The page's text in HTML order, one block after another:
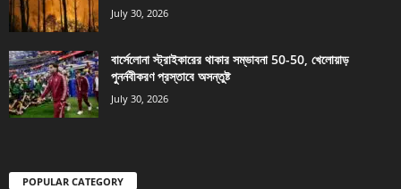
July 30, 2026
বার্সেলোনা স্ট্রাইকারের থাকার সম্ভাবনা 50-50, খেলোয়াড়
পুনর্নবীকরণ প্রস্তাবে অসন্তুষ্ট
July 30, 2026
POPULAR CATEGORY